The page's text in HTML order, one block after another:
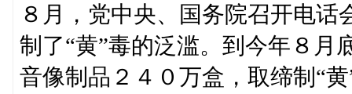
８月，党中央、国务院召开电话
制了“黄”毒的泛滥。到今年８月
音像制品２４０万盒，取缔制“